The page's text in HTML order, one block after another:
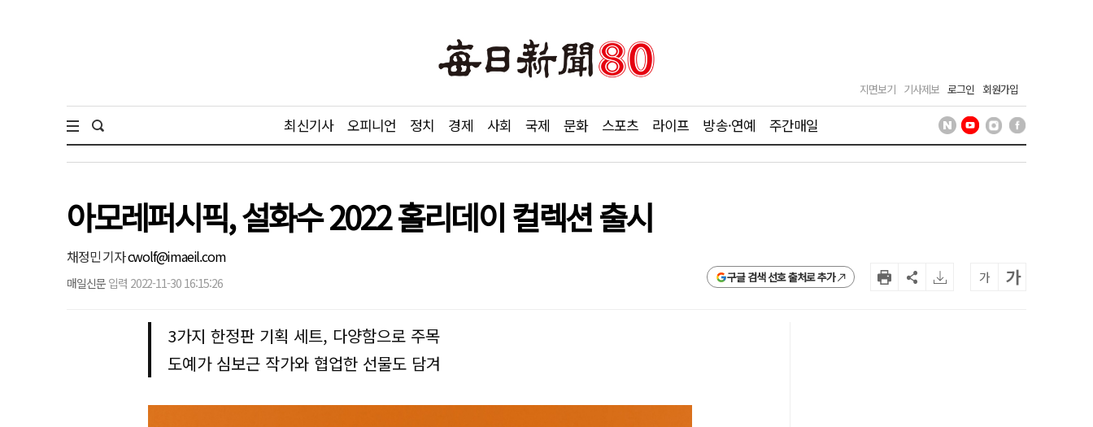
지면보기 기사제보 로그인 회원가입
최신기사 오피니언 정치 경제 사회 국제 문화 스포츠 라이프 방송·연예 주간매일
아모레퍼시픽, 설화수 2022 홀리데이 컬렉션 출시
채정민 기자cwolf@imaeil.com
매일신문 입력 2022-11-30 16:15:26 구글 검색 선호 출처로 추가 가 가
3가지 한정판 기획 세트, 다양함으로 주목
도예가 심보근 작가와 협업한 선물도 담겨